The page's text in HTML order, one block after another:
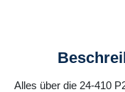
Alles über die 24-410